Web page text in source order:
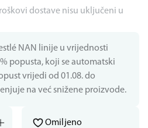
dostave nisu uključeni u
NAN linije u vrijednosti
popusta, koji se automatski
vrijedi od 01.08. do
na već snižene proizvode.
Omiljeno